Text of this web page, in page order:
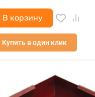
В корзину
Купить в один клик